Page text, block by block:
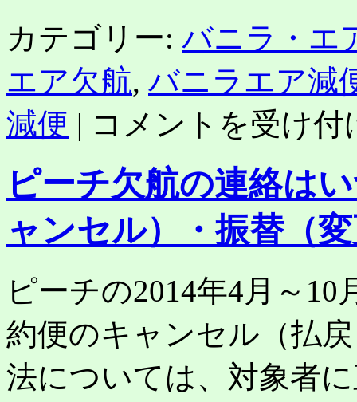
ー・
バ
ラ
エ
は
カテゴリー: バニラ・エ
エア欠航, バニラエア減
減便 |
ア
も
長
不
で
減
（欠
航）。
入
コメントを受け
ピーチ欠航の連絡は
ャンセル）・振替（
ピーチの2014年4月～
約便のキャンセル（払
法については、対象者